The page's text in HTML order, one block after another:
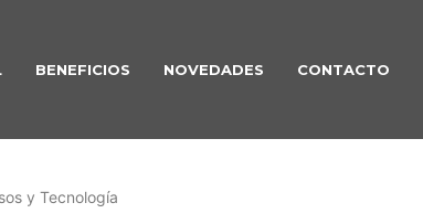
BENEFICIOS NOVEDADES CONTACTO
y Tecnología